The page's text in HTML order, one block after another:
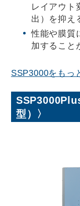
レイアウト
出）を抑え
性能や膜質
加すること
SSP3000をもっ
型）〉